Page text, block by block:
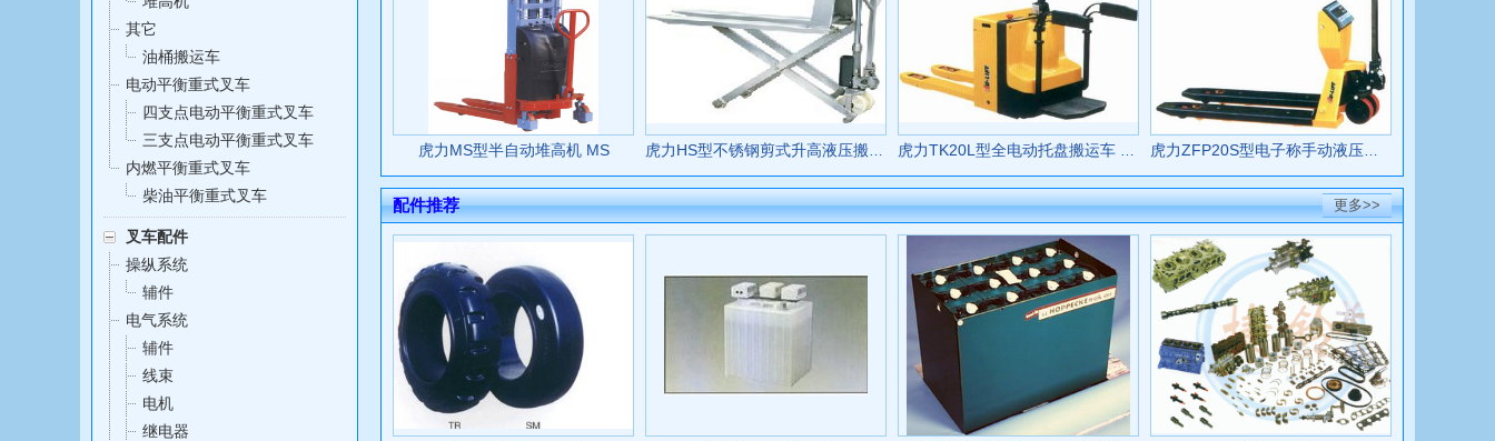
其它
油桶搬运车
电动平衡重式叉车
四支点电动平衡重式叉车
三支点电动平衡重式叉车
内燃平衡重式叉车
柴油平衡重式叉车
叉车配件
操纵系统
辅件
电气系统
辅件
线束
电机
继电器
虎力MS型半自动堆高机 MS 虎力HS型不锈钢剪式升高液压搬运车 HS 虎力TK20L型全电动托盘搬运车 TK20L 虎力ZFP20S型电子称手动液压搬运车（带打印机） ZFP20S
配件推荐 更多>>